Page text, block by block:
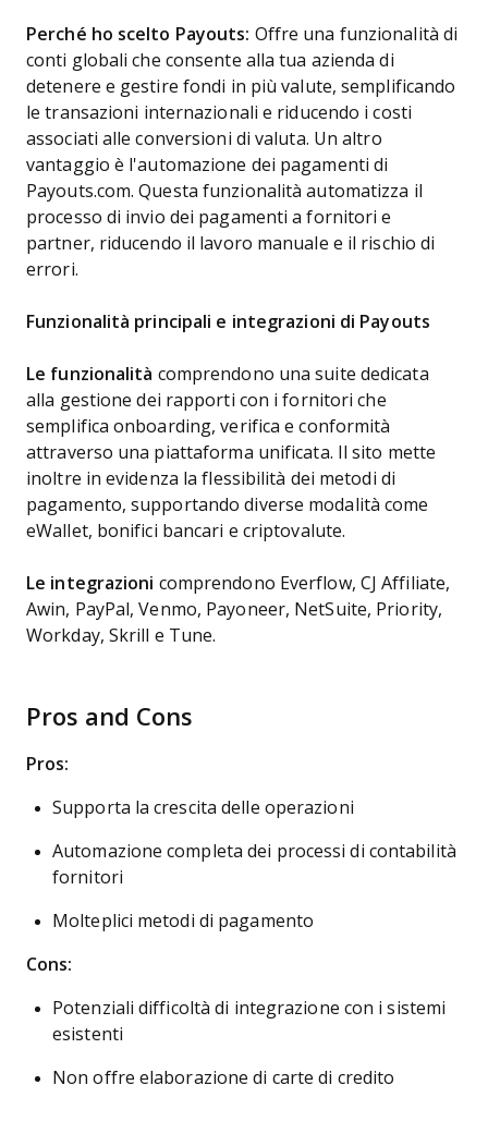
Perché ho scelto Payouts: Offre una funzionalità di
conti globali che consente alla tua azienda di
detenere e gestire fondi in più valute, semplificando
le transazioni internazionali e riducendo i costi
associati alle conversioni di valuta. Un altro
vantaggio è l'automazione dei pagamenti di
Payouts.com. Questa funzionalità automatizza il
processo di invio dei pagamenti a fornitori e
partner, riducendo il lavoro manuale e il rischio di
errori.
Funzionalità principali e integrazioni di Payouts
Le funzionalità comprendono una suite dedicata
alla gestione dei rapporti con i fornitori che
semplifica onboarding, verifica e conformità
attraverso una piattaforma unificata. Il sito mette
inoltre in evidenza la flessibilità dei metodi di
pagamento, supportando diverse modalità come
eWallet, bonifici bancari e criptovalute.
Le integrazioni comprendono Everflow, CJ Affiliate,
Awin, PayPal, Venmo, Payoneer, NetSuite, Priority,
Workday, Skrill e Tune.
Pros and Cons
Pros:
Supporta la crescita delle operazioni
Automazione completa dei processi di contabilità
fornitori
Molteplici metodi di pagamento
Cons:
Potenziali difficoltà di integrazione con i sistemi
esistenti
Non offre elaborazione di carte di credito